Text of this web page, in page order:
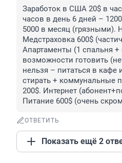
Заработок в США 20$ в
часов в день 6 дней –
5000 в месяц (грязными).
Медстраховка 600$
Апартаменты (1 спальня +
возможности готовить
нельзя – питаться в кафе
стирать + коммунальные
200$. Интернет
Питание 600$ (очень
ОТВЕТИТЬ
Показать ещё 2